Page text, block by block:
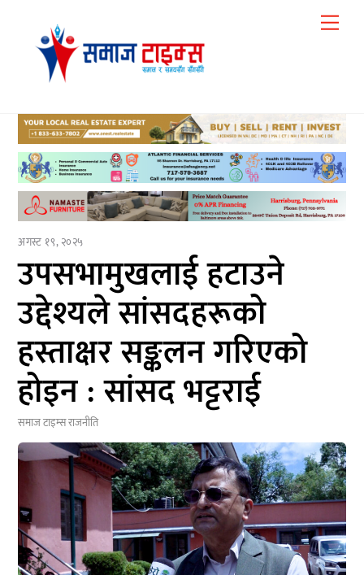
content
अगस्ट १९, २०२५
उपसभामुखलाई हटाउने
उद्देश्यले सांसदहरूको
हस्ताक्षर सङ्कलन गरिएको
होइन : सांसद भट्टराई
समाज टाइम्सराजनीति